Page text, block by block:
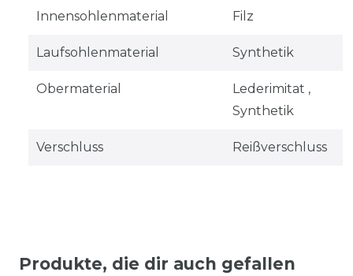
Innensohlenmaterial Filz
Laufsohlenmaterial Synthetik
Obermaterial
Lederimitat ,
Synthetik
Verschluss Reißverschluss
Produkte, die dir auch gefallen